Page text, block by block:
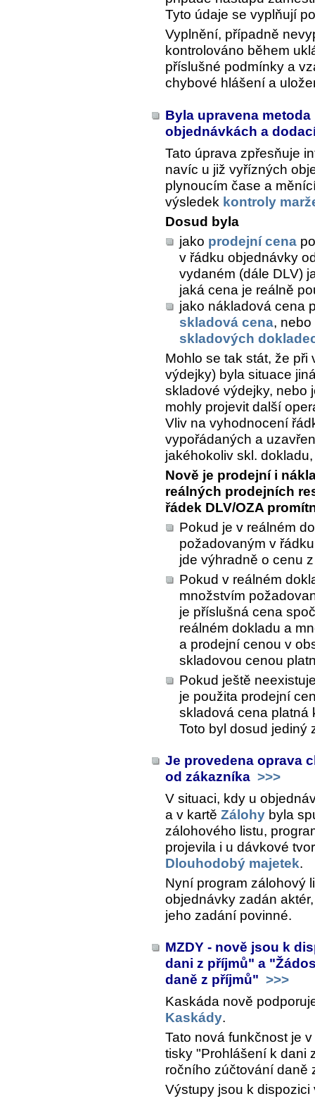
Tyto údaje se vyplňují
Vyplnění, případně
kontrolováno během
příslušné podmínky a
chybové hlášení a
Byla upravena
objednávkách a
Tato úprava zpřesňuje
navíc u již vyřízných
plynoucím čase a
výsledek kontroly
Dosud byla
jako prodejní cena
v řádku objednávky
vydaném (dále DLV)
jaká cena je reálně
jako nákladová cena
skladová cena,
skladových
Mohlo se tak stát, že
výdejky) byla situace
skladové výdejky, nebo
mohly projevit další
Vliv na vyhodnocení
vypořádaných a
jakéhokoliv skl.
Nově je prodejní i
reálných prodejních
řádek DLV/OZA
Pokud je v reálném
požadovaným v
jde výhradně o cenu
Pokud v reálném
množstvím
je příslušná cena
reálném dokladu a
a prodejní cenou v
skladovou cenou
Pokud ještě
je použita prodejní
skladová cena platná
Toto byl dosud jediný
Je provedena oprava
od zákazníka >>>
V situaci, kdy u
a v kartě Zálohy byla
zálohového listu,
projevila i u dávkové
Dlouhodobý majetek.
Nyní program zálohový
objednávky zadán
jeho zadání povinné.
MZDY - nově jsou k
dani z příjmů" a
daně z příjmů" >>>
Kaskáda nově
Kaskády.
Tato nová funkčnost je
tisky "Prohlášení k dani
ročního zúčtování daně
Výstupy jsou k dispozici